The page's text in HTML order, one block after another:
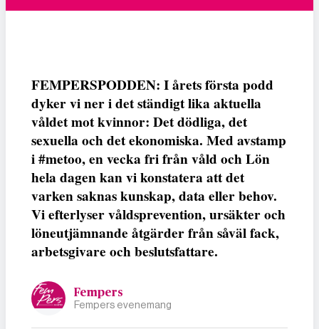
FEMPERSPODDEN: I årets första podd
dyker vi ner i det ständigt lika aktuella
våldet mot kvinnor: Det dödliga, det
sexuella och det ekonomiska. Med avstamp
i #metoo, en vecka fri från våld och Lön
hela dagen kan vi konstatera att det
varken saknas kunskap, data eller behov.
Vi efterlyser våldsprevention, ursäkter och
löneutjämnande åtgärder från såväl fack,
arbetsgivare och beslutsfattare.
Fempers
Fempers evenemang